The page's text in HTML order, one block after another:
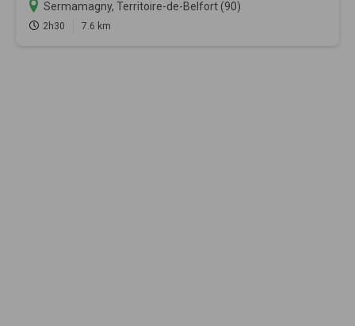
Sermamagny, Territoire-de-Belfort (90)
2h30 7.6 km